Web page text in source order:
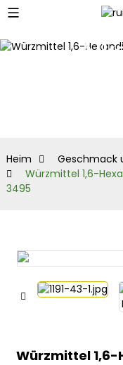
Heim Geschmack
Würzmittel 1,6-
3495
Würzmittel 1,6-